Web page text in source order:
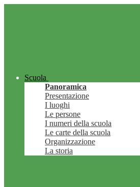
Scuola
Panoramica
Presentazione
I luoghi
Le persone
I numeri della scuola
Le carte della scuola
Organizzazione
La storia